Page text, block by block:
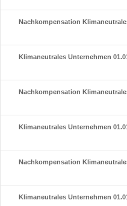
Nachkompensation
Klimaneutrales Unternehmen
Nachkompensation
Klimaneutrales Unternehmen
Nachkompensation
Klimaneutrales Unternehmen